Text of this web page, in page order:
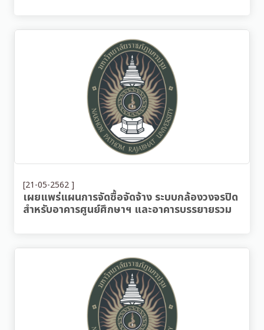
[21-05-2562 ]
เผยแพร่แผนการจัดซื้อจัดจ้าง ระบบกล้องวงจรปิด
สำหรับอาคารศูนย์ศึกษาฯ และอาคารบรรยายรวม